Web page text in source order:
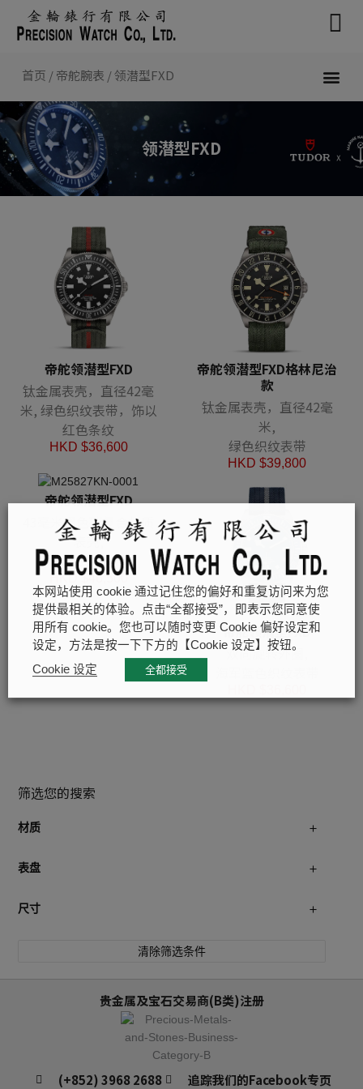
首页 /帝舵腕表 / 领潜型FXD
领潜型FXD
筛选您的搜索
材质
表盘
尺寸
清除筛选条件
帝舵领潜型FXD
钛金属表壳，直径42毫
米, 绿色织纹表带，饰以
红色条纹
HKD $36,600
帝舵领潜型FXD格林尼治
款
钛金属表壳，直径42毫
米,
绿色织纹表带
HKD $39,800
帝舵领潜型FXD
43毫米黑色碳复合材质
表壳,
黑色织纹表带
HKD $ 46,500
帝舵领潜型FXD
双向旋转外圈,
(+852) 3968 2688
追踪我们的Facebook专页
贵金属及宝石交易商(B类)注册
本网站使用 cookie 通过记住您的偏好和重复访问来为您
提供最相关的体验。点击“全都接受”，即表示您同意使
用所有 cookie。您也可以随时变更 Cookie 偏好设定和
设定，方法是按一下下方的【Cookie 设定】按钮。
Cookie 设定
全都接受